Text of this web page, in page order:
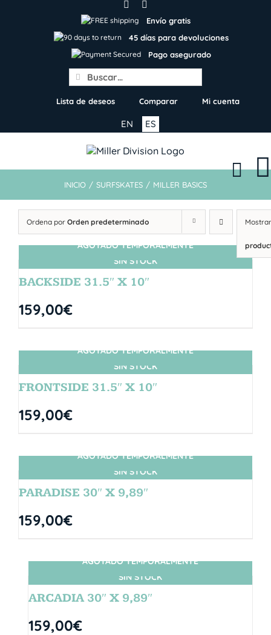
Envío gratis
45 días para devoluciones
Pago asegurado
Search
for:
Lista de deseos Comparar Mi cuenta
ES
EN
INICIO / SURFSKATES / MILLER BASICS
Ordena por Orden predeterminado
SIN STOCK
AGOTADO TEMPORALMENTE
BACKSIDE 31.5″ X 10″
159,00€
SIN STOCK
AGOTADO TEMPORALMENTE
FRONTSIDE 31.5″ X 10″
159,00€
SIN STOCK
AGOTADO TEMPORALMENTE
PARADISE 30″ X 9,89″
159,00€
SIN STOCK
AGOTADO TEMPORALMENTE
ARCADIA 30″ X 9,89″
159,00€